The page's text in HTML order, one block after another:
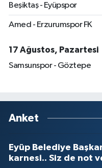
Beşiktaş - Eyüpspor
Amed - Erzurumspor FK
17 Ağustos, Pazartesi
Samsunspor - Göztepe
Anket
Eyüp Belediye
karnesi.. Siz de not